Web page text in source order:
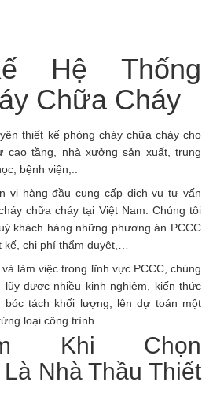
thiết kế phòng cháy chữa cháy cho
cao tầng, nhà xưởng sản xuất, trung
bệnh viện,..
vị hàng đầu cung cấp dịch vụ tư vấn
chữa cháy tại Việt Nam. Chúng tôi
khách hàng những phương án PCCC
chi phí thẩm duyệt,…
làm việc trong lĩnh vực PCCC, chúng
được nhiều kinh nghiệm, kiến thức
bóc tách khối lượng, lên dự toán một
loại công trình.
Khi Chọn
Là Nhà Thầu Thiết